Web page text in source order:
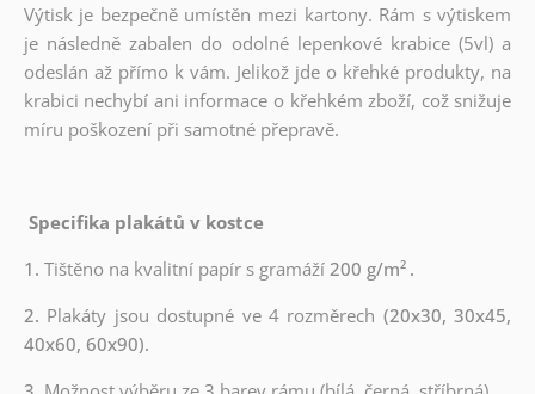
Výtisk je bezpečně umístěn mezi kartony. Rám s výtiskem
je následně zabalen do odolné lepenkové krabice (5vl) a
odeslán až přímo k vám. Jelikož jde o křehké produkty, na
krabici nechybí ani informace o křehkém zboží, což snižuje
míru poškození při samotné přepravě.
Specifika plakátů v kostce
1. Tištěno na kvalitní papír s gramáží200 g/m² .
2. Plakáty jsou dostupné ve 4 rozměrech (20x30, 30x45,
40x60, 60x90).